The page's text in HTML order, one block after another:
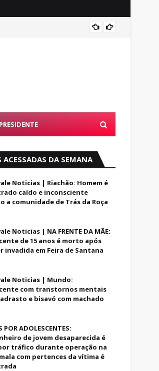
DA SEMANA
Noticias | Riachão: Homem é
caído e inconsciente
a comunidade de Trás da Roça
Noticias | NA FRENTE DA MÃE:
de 15 anos é morto após
invadida em Feira de Santana
Noticias | Mundo:
com transtornos mentais
e bisavó com machado
POR ADOLESCENTES:
de jovem desaparecida é
tráfico durante operação na
com pertences da vítima é